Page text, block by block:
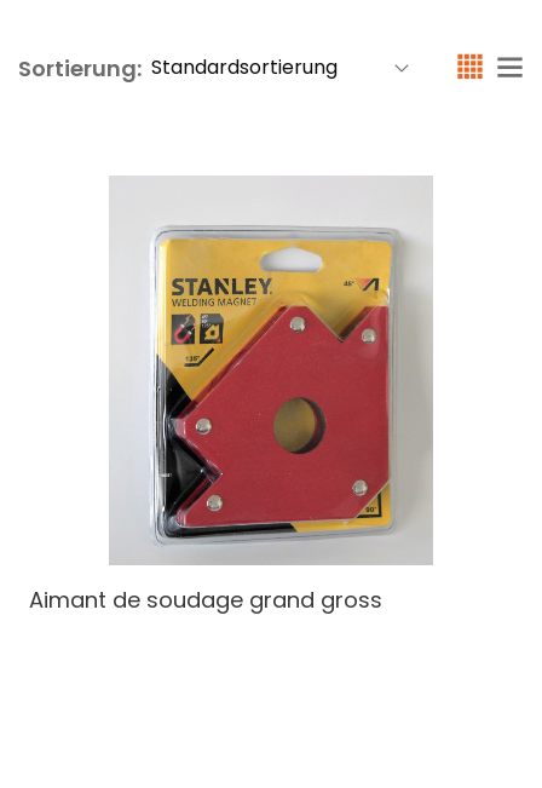
Sortierung:
Aimant de soudage grand gross